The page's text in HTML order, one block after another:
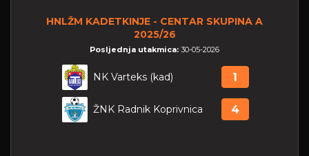
HNLŽM KADETKINJE - CENTAR SKUPINA A
2025/26
Posljednja utakmica: 30-05-2026
NK Varteks (kad) 1
ŽNK Radnik Koprivnica 4